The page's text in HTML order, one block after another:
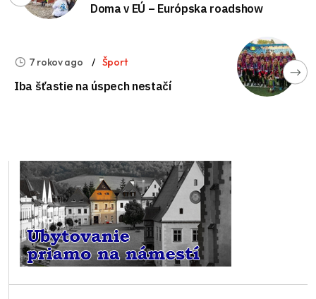
Doma v EÚ – Európska roadshow
7 rokov ago Šport
Iba šťastie na úspech nestačí